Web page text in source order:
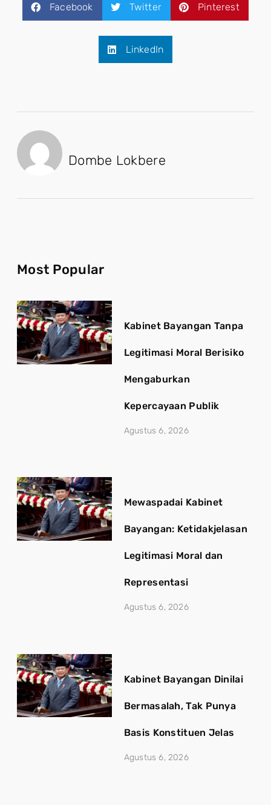
Facebook Twitter Pinterest
LinkedIn
Dombe Lokbere
Most Popular
Kabinet Bayangan Tanpa
Legitimasi Moral Berisiko
Mengaburkan
Kepercayaan Publik
Agustus 6, 2026
Mewaspadai Kabinet
Bayangan: Ketidakjelasan
Legitimasi Moral dan
Representasi
Agustus 6, 2026
Kabinet Bayangan Dinilai
Bermasalah, Tak Punya
Basis Konstituen Jelas
Agustus 6, 2026